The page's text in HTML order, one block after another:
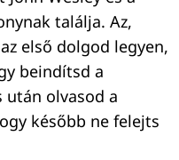
találja. Az,
első dolgod legyen,
beindítsd a
után olvasod a
később ne felejts